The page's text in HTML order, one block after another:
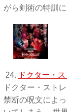
がら剣術の特訓
24. ドクター・
ドクター・スト
禁断の呪文によ